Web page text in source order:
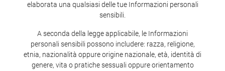
elaborata una qualsiasi delle tue Informazioni personali
sensibili.
A seconda della legge applicabile, le Informazioni
personali sensibili possono includere: razza, religione,
etnia, nazionalità oppure origine nazionale, età, identità di
genere, vita o pratiche sessuali oppure orientamento